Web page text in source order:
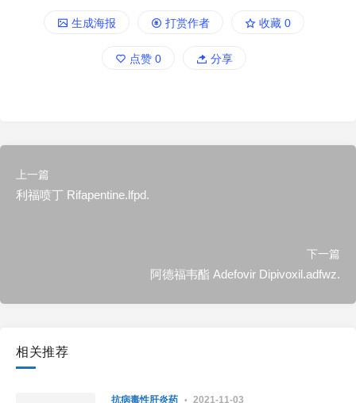
生成海报 打赏作者 收藏 0
点赞 0 分享
上一篇
利福喷丁 Rifapentine.lfpd.
下一篇
阿德福韦酯 Adefovir Dipivoxil.adfwz.
相关推荐
抗病毒性肝炎药 2021-11-03